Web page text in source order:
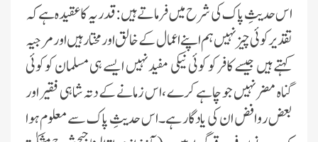
اس حدیثِ پاک کی شرح میں فرماتے ہیں:قدریہ کا عقیدہ ہے کہ
تقدیر کوئی چیز نہیں ہم اپنے اعمال کے خالق اور مختار ہیں اورمرجیہ
کہتے ہیں جیسے کافر کو کوئی نیکی مفید نہیں ایسے ہی مسلمان کو کوئی
گناہ مضر نہیں جو چاہے کرے ،اس زمانے کے دتہ شاہی فقیر اور
بعض روافض ان کی یادگار ہے ۔اس حدیثِ پاک سے معلوم ہوا